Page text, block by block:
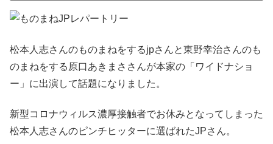
松本人志さんのものまねをするjpさんと東野幸治さんのも
のまねをする原口あきまささんが本家の「ワイドナショ
ー」に出演して話題になりました。
新型コロナウィルス濃厚接触者でお休みとなってしまった
松本人志さんのピンチヒッターに選ばれたJPさん。